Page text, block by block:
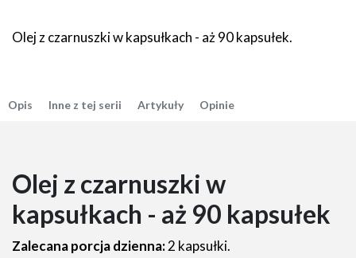
Olej z czarnuszki w kapsułkach - aż 90 kapsułek.
Opis Inne z tej serii Artykuły Opinie
Olej z czarnuszki w
kapsułkach - aż 90 kapsułek
Zalecana porcja dzienna:2 kapsułki.